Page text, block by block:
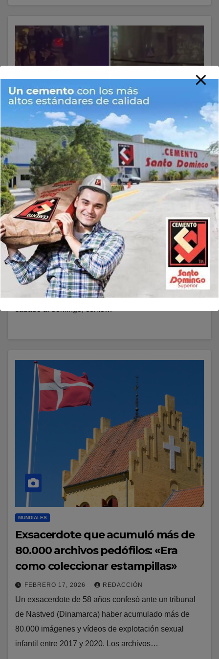
MUNDIALES
Momento de la explosión en plena
calle que apuntó a policías en
Ucrania
FEBRERO 22, 2026 REDACCIÓN
El incidente ocurrió después de que los agentes
acudieran a una llamada. En la ciudad ucraniana de
Lvov se produjo una explosión la noche de este
sábado al domingo, como…
MUNDIALES
Exsacerdote que acumuló más de
80.000 archivos pedófilos: «Era
como coleccionar estampillas»
FEBRERO 17, 2026 REDACCIÓN
Un exsacerdote de 58 años confesó ante un tribunal
de Nastved (Dinamarca) haber acumulado más de
80.000 imágenes y vídeos de explotación sexual
infantil entre 2017 y 2020. Los archivos…